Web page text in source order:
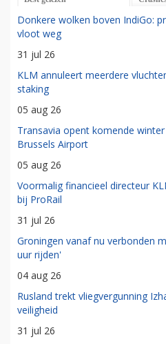
Donkere wolken boven IndiGo:
vloot weg
31 jul 26
KLM annuleert meerdere
staking
05 aug 26
Transavia opent komende
Brussels Airport
05 aug 26
Voormalig financieel directeur
bij ProRail
31 jul 26
Groningen vanaf nu verbonden
uur rijden'
04 aug 26
Rusland trekt vliegvergunning
veiligheid
31 jul 26